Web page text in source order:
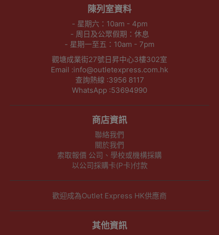
陳列室資料
- 星期六：10am - 4pm
- 周日及公眾假期：休息
- 星期一至五：10am - 7pm
觀塘成業街27號日昇中心3樓302室
Email :info@outletexpress.com.hk
查詢熱線 :3956 8117
WhatsApp :53694990
商店資訊
聯絡我們
關於我們
索取報價 公司、學校或機構採購
以公司採購卡(P卡)付款
歡迎成為Outlet Express HK供應商
其他資訊